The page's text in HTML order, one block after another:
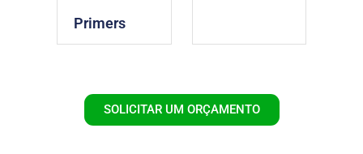
Primers
SOLICITAR UM ORÇAMENTO